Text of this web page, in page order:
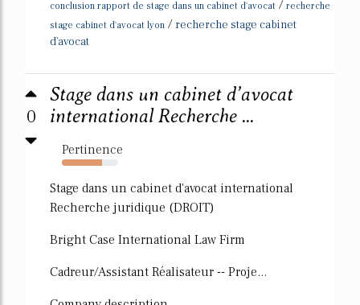
conclusion rapport de stage dans un cabinet d'avocat / recherche
stage cabinet d'avocat lyon / recherche stage cabinet
d'avocat
0
Stage dans un cabinet d’avocat
international Recherche ...
Pertinence
71%
Stage dans un cabinet d'avocat international
Recherche juridique (DROIT)
Bright Case International Law Firm
Cadreur/Assistant Réalisateur -- Proje...